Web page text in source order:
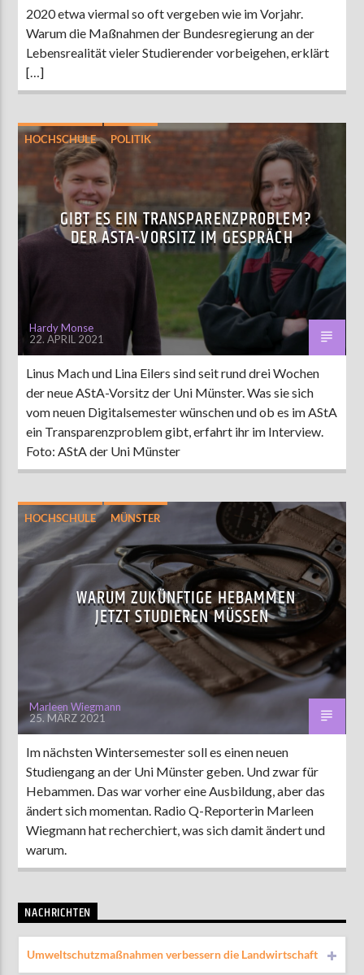
2020 etwa viermal so oft vergeben wie im Vorjahr.
Warum die Maßnahmen der Bundesregierung an der
Lebensrealität vieler Studierender vorbeigehen, erklärt
[…]
HOCHSCHULE POLITIK
GIBT ES EIN TRANSPARENZPROBLEM?
DER ASTA-VORSITZ IM GESPRÄCH
Hardy Monse
22. APRIL 2021
Linus Mach und Lina Eilers sind seit rund drei Wochen
der neue AStA-Vorsitz der Uni Münster. Was sie sich
vom neuen Digitalsemester wünschen und ob es im AStA
ein Transparenzproblem gibt, erfahrt ihr im Interview.
Foto: AStA der Uni Münster
HOCHSCHULE MÜNSTER
WARUM ZUKÜNFTIGE HEBAMMEN
JETZT STUDIEREN MÜSSEN
Marleen Wiegmann
25. MÄRZ 2021
Im nächsten Wintersemester soll es einen neuen
Studiengang an der Uni Münster geben. Und zwar für
Hebammen. Das war vorher eine Ausbildung, aber das
ändert sich momentan. Radio Q-Reporterin Marleen
Wiegmann hat recherchiert, was sich damit ändert und
warum.
NACHRICHTEN
Umweltschutzmaßnahmen verbessern die Landwirtschaft